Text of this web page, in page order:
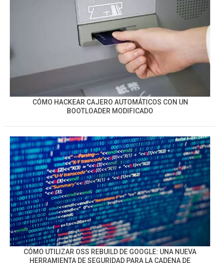
CÓMO HACKEAR CAJERO AUTOMÁTICOS CON UN
BOOTLOADER MODIFICADO
CÓMO UTILIZAR OSS REBUILD DE GOOGLE: UNA NUEVA
HERRAMIENTA DE SEGURIDAD PARA LA CADENA DE